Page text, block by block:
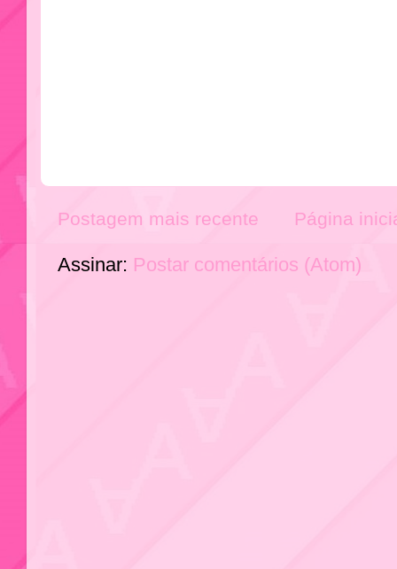
Postagem mais recente Página
Assinar: Postar comentários (Atom)